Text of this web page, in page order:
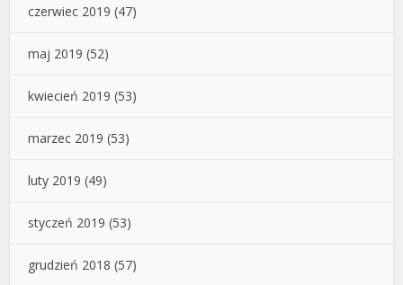
czerwiec 2019 (47)
maj 2019 (52)
kwiecień 2019 (53)
marzec 2019 (53)
luty 2019 (49)
styczeń 2019 (53)
grudzień 2018 (57)